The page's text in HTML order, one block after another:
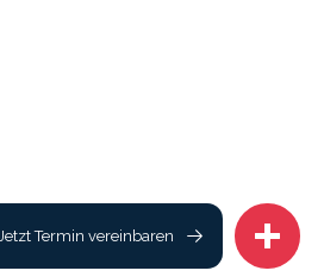
Jetzt Termin vereinbaren